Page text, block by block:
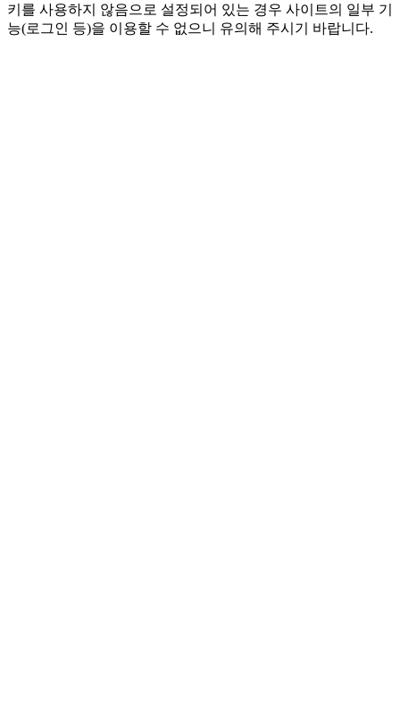
키를 사용하지 않음으로 설정되어 있는 경우 사이트의 일부 기
능(로그인 등)을 이용할 수 없으니 유의해 주시기 바랍니다.